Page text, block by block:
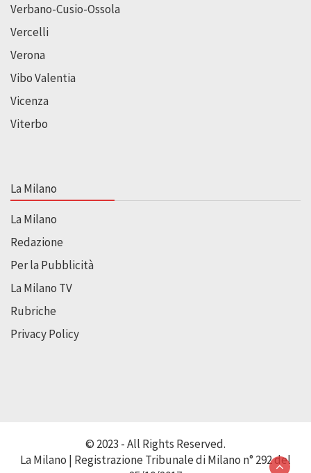
Verbano-Cusio-Ossola
Vercelli
Verona
Vibo Valentia
Vicenza
Viterbo
La Milano
La Milano
Redazione
Per la Pubblicità
La Milano TV
Rubriche
Privacy Policy
© 2023 - All Rights Reserved.
La Milano | Registrazione Tribunale di Milano n° 292 del